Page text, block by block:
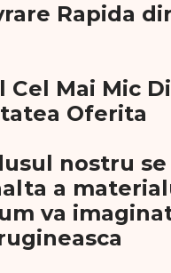
Rapida
Cel Mai Mic
Oferita
nostru
a
va